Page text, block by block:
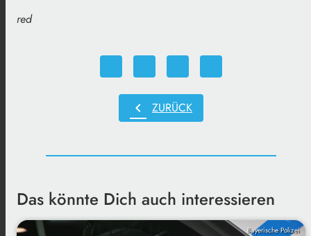
red
chevron_left ZURÜCK
Das könnte Dich auch interessieren
Bayerische Polizei